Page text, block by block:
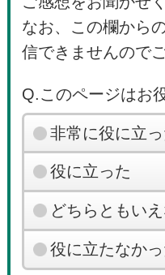
なお、この欄から
信できませんので
Q.このページはお
非常に役に立
役に立った
どちらともい
役に立たなか